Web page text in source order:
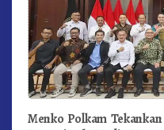
Menko Polkam